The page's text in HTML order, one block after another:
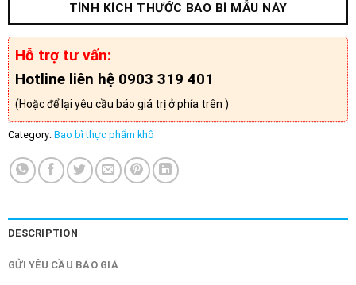
TÍNH KÍCH THƯỚC BAO BÌ MẪU NÀY
Hỗ trợ tư vấn:
Hotline liên hệ 0903 319 401
(Hoặc để lại yêu cầu báo giá trị ở phía trên )
Category: Bao bì thực phẩm khô
DESCRIPTION
GỬI YÊU CẦU BÁO GIÁ